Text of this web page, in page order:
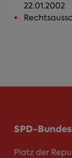
22.01.2002
SPD-
Platz der